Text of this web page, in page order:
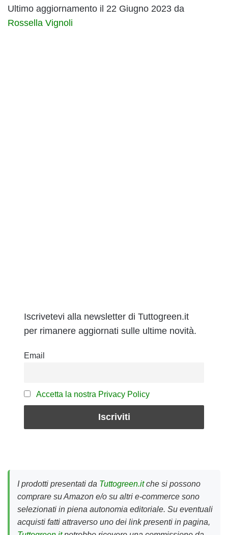
Ultimo aggiornamento il 22 Giugno 2023 da
Rossella Vignoli
Iscrivetevi alla newsletter di Tuttogreen.it
per rimanere aggiornati sulle ultime novità.
Email
Accetta la nostra Privacy Policy
I prodotti presentati da Tuttogreen.itche si possono
comprare su Amazon e/o su altri e-commerce sono
selezionati in piena autonomia editoriale. Su eventuali
acquisti fatti attraverso uno dei link presenti in pagina,